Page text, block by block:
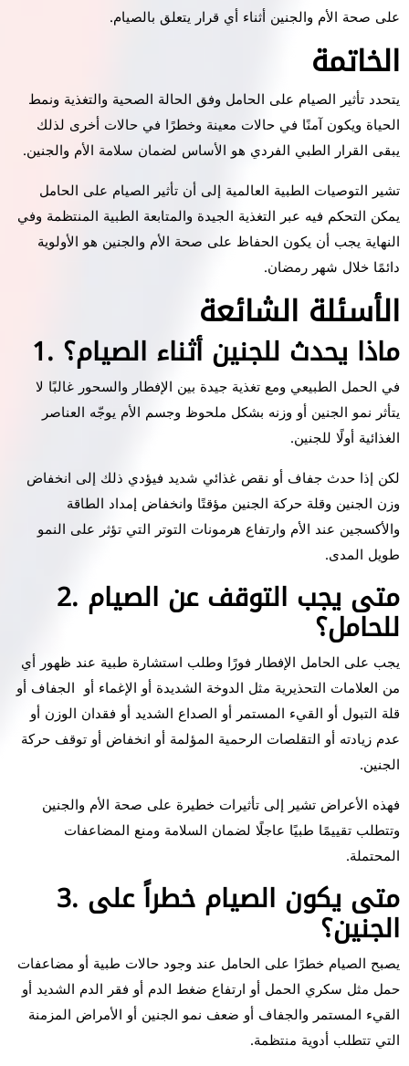
على صحة الأم والجنين أثناء أي قرار يتعلق بالصيام.
الخاتمة
يتحدد تأثير الصيام على الحامل وفق الحالة الصحية والتغذية ونمط
الحياة ويكون آمنًا في حالات معينة وخطرًا في حالات أخرى لذلك
يبقى القرار الطبي الفردي هو الأساس لضمان سلامة الأم والجنين.
تشير التوصيات الطبية العالمية إلى أن تأثير الصيام على الحامل
يمكن التحكم فيه عبر التغذية الجيدة والمتابعة الطبية المنتظمة وفي
النهاية يجب أن يكون الحفاظ على صحة الأم والجنين هو الأولوية
دائمًا خلال شهر رمضان.
الأسئلة الشائعة
1. ماذا يحدث للجنين أثناء الصيام؟
في الحمل الطبيعي ومع تغذية جيدة بين الإفطار والسحور غالبًا لا
يتأثر نمو الجنين أو وزنه بشكل ملحوظ وجسم الأم يوجّه العناصر
الغذائية أولًا للجنين.
لكن إذا حدث جفاف أو نقص غذائي شديد فيؤدي ذلك إلى انخفاض
وزن الجنين وقلة حركة الجنين مؤقتًا وانخفاض إمداد الطاقة
والأكسجين عند الأم وارتفاع هرمونات التوتر التي تؤثر على النمو
طويل المدى.
2. متى يجب التوقف عن الصيام
للحامل؟
يجب على الحامل الإفطار فورًا وطلب استشارة طبية عند ظهور أي
من العلامات التحذيرية مثل الدوخة الشديدة أو الإغماء أو الجفاف أو
قلة التبول أو القيء المستمر أو الصداع الشديد أو فقدان الوزن أو
عدم زيادته أو التقلصات الرحمية المؤلمة أو انخفاض أو توقف حركة
الجنين.
فهذه الأعراض تشير إلى تأثيرات خطيرة على صحة الأم والجنين
وتتطلب تقييمًا طبيًا عاجلًا لضمان السلامة ومنع المضاعفات
المحتملة.
3. متى يكون الصيام خطراً على
الجنين؟
يصبح الصيام خطرًا على الحامل عند وجود حالات طبية أو مضاعفات
حمل مثل سكري الحمل أو ارتفاع ضغط الدم أو فقر الدم الشديد أو
القيء المستمر والجفاف أو ضعف نمو الجنين أو الأمراض المزمنة
التي تتطلب أدوية منتظمة.